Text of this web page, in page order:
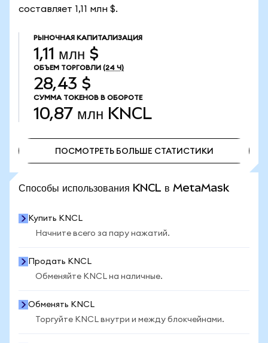
составляет 1,11 млн $.
РЫНОЧНАЯ КАПИТАЛИЗАЦИЯ
1,11 млн $
ОБЪЕМ ТОРГОВЛИ (24 Ч)
28,43 $
СУММА ТОКЕНОВ В ОБОРОТЕ
10,87 млн KNCL
ПОСМОТРЕТЬ БОЛЬШЕ СТАТИСТИКИ
Способы использования KNCL в MetaMask
Купить KNCL
Начните всего за пару нажатий.
Продать KNCL
Обменяйте KNCL на наличные.
Обменять KNCL
Торгуйте KNCL внутри и между блокчейнами.